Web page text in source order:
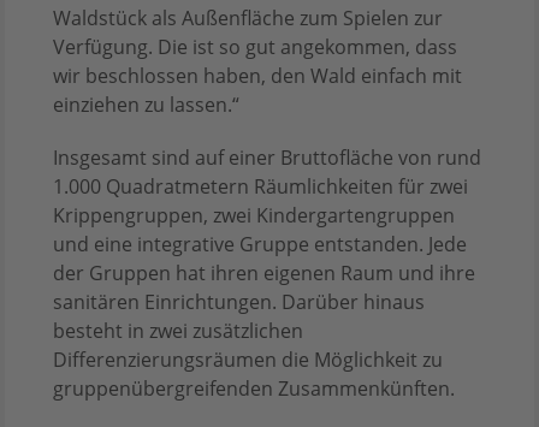
Waldstück als Außenfläche zum Spielen zur
Verfügung. Die ist so gut angekommen, dass
wir beschlossen haben, den Wald einfach mit
einziehen zu lassen.“
Insgesamt sind auf einer Bruttofläche von rund
1.000 Quadratmetern Räumlichkeiten für zwei
Krippengruppen, zwei Kindergartengruppen
und eine integrative Gruppe entstanden. Jede
der Gruppen hat ihren eigenen Raum und ihre
sanitären Einrichtungen. Darüber hinaus
besteht in zwei zusätzlichen
Differenzierungsräumen die Möglichkeit zu
gruppenübergreifenden Zusammenkünften.